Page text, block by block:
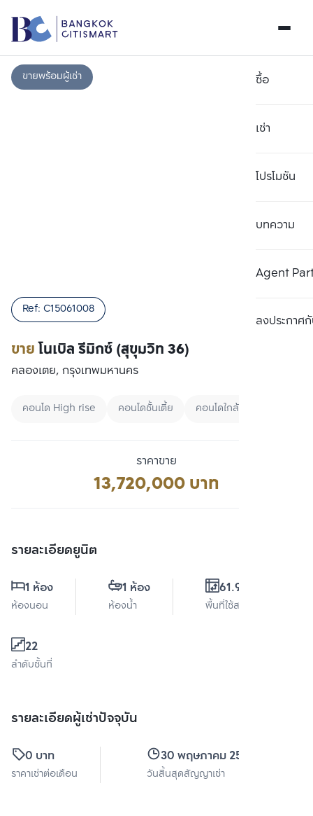
ซื้อ
เช่า
โปรโมชัน
บทความ
Agent
ลงประกาศกั
ขายพร้อมผู้เช่า
ขายโนเบิล รีมิกซ์ (สุขุมวิท 36)
Ref: C15061008
คลองเตย, กรุงเทพมหานคร
คอนโด High rise คอนโดชั้นเตี้ย คอนโดใกล้ BTS
ราคาขาย
13,720,000 บาท
รายละเอียดยูนิต
1 ห้อง
ห้องนอน
1 ห้อง
ห้องน้ำ
61.93 ตร.ม.
พื้นที่ใช้สอย
22
ลำดับชั้นที่
รายละเอียดผู้เช่าปัจจุบัน
0 บาท
ราคาเช่าต่อเดือน
30 พฤษภาคม 2570
วันสิ้นสุดสัญญาเช่า
เปรียบเทียบ